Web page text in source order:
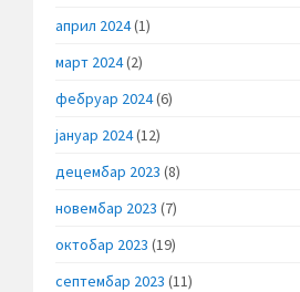
април 2024(1)
март 2024(2)
фебруар 2024(6)
јануар 2024(12)
децембар 2023 (8)
новембар 2023 (7)
октобар 2023 (19)
септембар 2023 (11)